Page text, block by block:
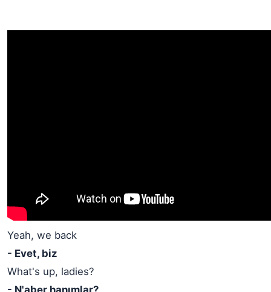
Yeah, we back
- Evet, biz
What's up, ladies?
- N'aber hanımlar?